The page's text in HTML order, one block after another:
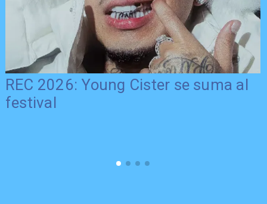
REC 2026: Young Cister se suma al
festival